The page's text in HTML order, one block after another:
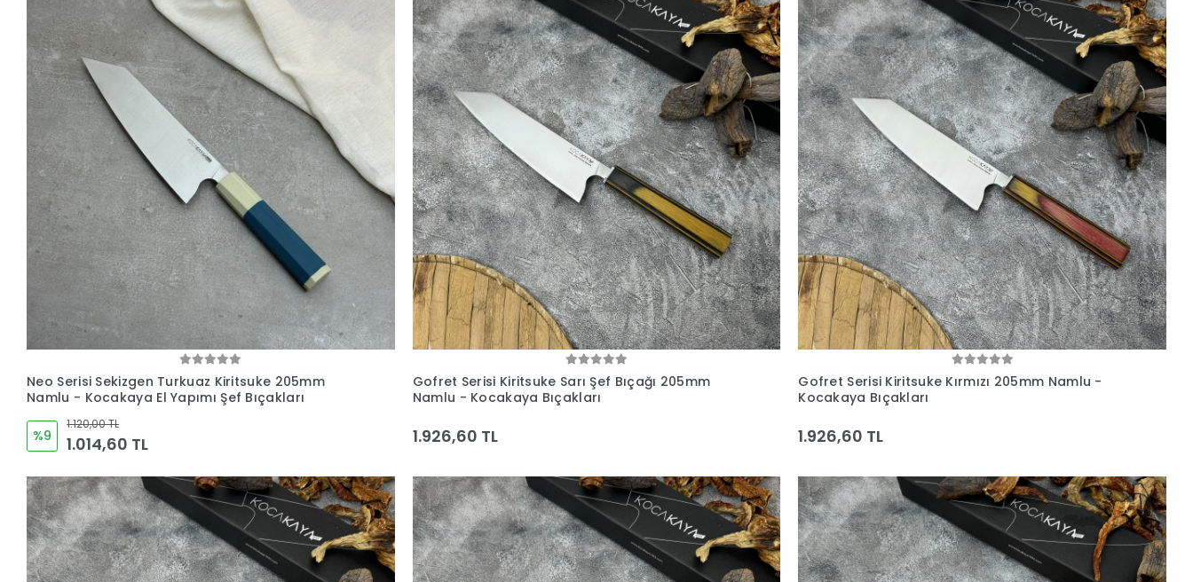
Neo Serisi Sekizgen Turkuaz Kiritsuke 205mm
Namlu - Kocakaya El Yapımı Şef Bıçakları
%9
1.120,00 TL
1.014,60 TL
Gofret Serisi Kiritsuke Sarı Şef Bıçağı 205mm
Namlu - Kocakaya Bıçakları
1.926,60 TL
Gofret Serisi Kiritsuke Kırmızı 205mm Namlu -
Kocakaya Bıçakları
1.926,60 TL